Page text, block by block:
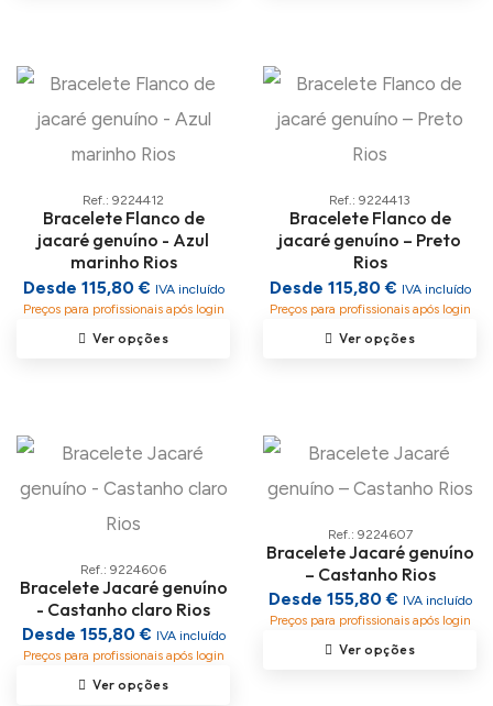
Ref.: 9224412
Bracelete Flanco de
jacaré genuíno - Azul
marinho Rios
Desde 115,80 € IVA incluído
Preços para profissionais após login
Ver opções
Ref.: 9224413
Bracelete Flanco de
jacaré genuíno – Preto
Rios
Desde 115,80 € IVA incluído
Preços para profissionais após login
Ver opções
Ref.: 9224606
Bracelete Jacaré genuíno
- Castanho claro Rios
Desde 155,80 € IVA incluído
Preços para profissionais após login
Ver opções
Ref.: 9224607
Bracelete Jacaré genuíno
– Castanho Rios
Desde 155,80 € IVA incluído
Preços para profissionais após login
Ver opções